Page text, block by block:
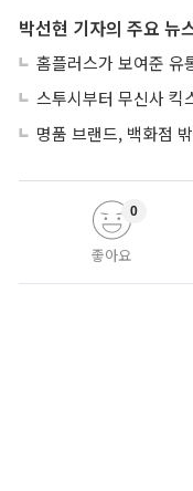
박선현 기자의 주요 뉴
홈플러스가 보여준 유
스투시부터 무신사 킥
명품 브랜드, 백화점
좋아요
0